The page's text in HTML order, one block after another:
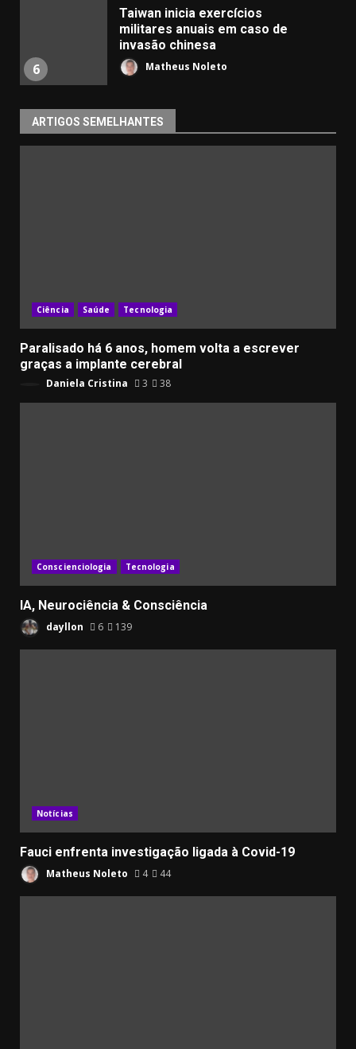
6
Taiwan inicia exercícios
militares anuais em caso de
invasão chinesa
Matheus Noleto
ARTIGOS SEMELHANTES
Ciência Saúde Tecnologia
Paralisado há 6 anos, homem volta a escrever
graças a implante cerebral
Daniela Cristina 3 38
Conscienciologia Tecnologia
IA, Neurociência & Consciência
dayllon 6 139
Notícias
Fauci enfrenta investigação ligada à Covid-19
Matheus Noleto 4 44